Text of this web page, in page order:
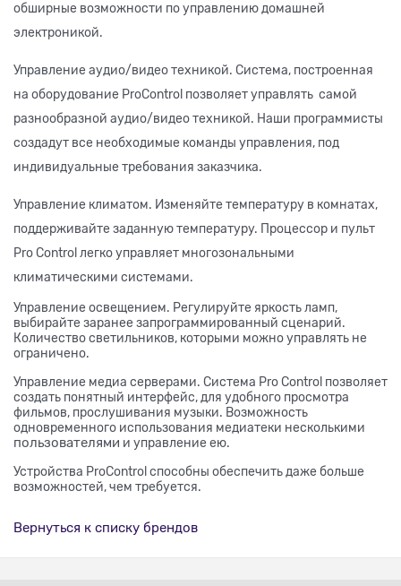
обширные возможности по управлению домашней
электроникой.
Управление аудио/видео техникой. Система, построенная
на оборудование ProControl позволяет управлять самой
разнообразной аудио/видео техникой. Наши программисты
создадут все необходимые команды управления, под
индивидуальные требования заказчика.
Управление климатом. Изменяйте температуру в комнатах,
поддерживайте заданную температуру. Процессор и пульт
Pro Control легко управляет многозональными
климатическими системами.
Управление освещением. Регулируйте яркость ламп,
выбирайте заранее запрограммированный сценарий.
Количество светильников, которыми можно управлять не
ограничено.
Управление медиа серверами. Система Pro Control позволяет
создать понятный интерфейс, для удобного просмотра
фильмов, прослушивания музыки. Возможность
одновременного использования медиатеки несколькими
пользователями и управление ею.
Устройства ProControl способны обеспечить даже больше
возможностей, чем требуется.
Вернуться к списку брендов